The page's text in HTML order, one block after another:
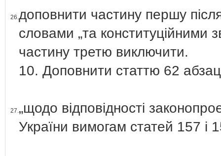
26.доповнити частину першу
словами „та конституційними
частину третю виключити.
10. Доповнити статтю 62
27.„щодо відповідності
України вимогам статей 157 і